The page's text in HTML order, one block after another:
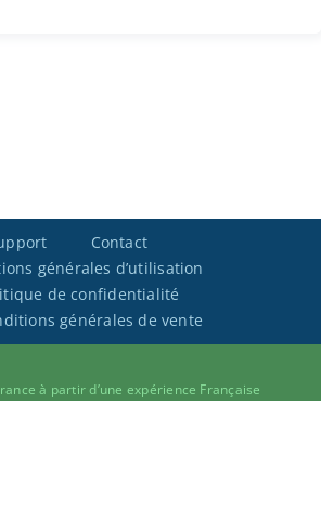
Contact
générales d’utilisation
de confidentialité
générales de vente
à partir d’une expérience Française